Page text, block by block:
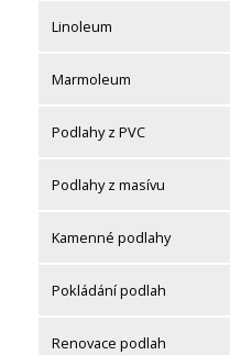
Linoleum
Marmoleum
Podlahy z PVC
Podlahy z masívu
Kamenné podlahy
Pokládání podlah
Renovace podlah